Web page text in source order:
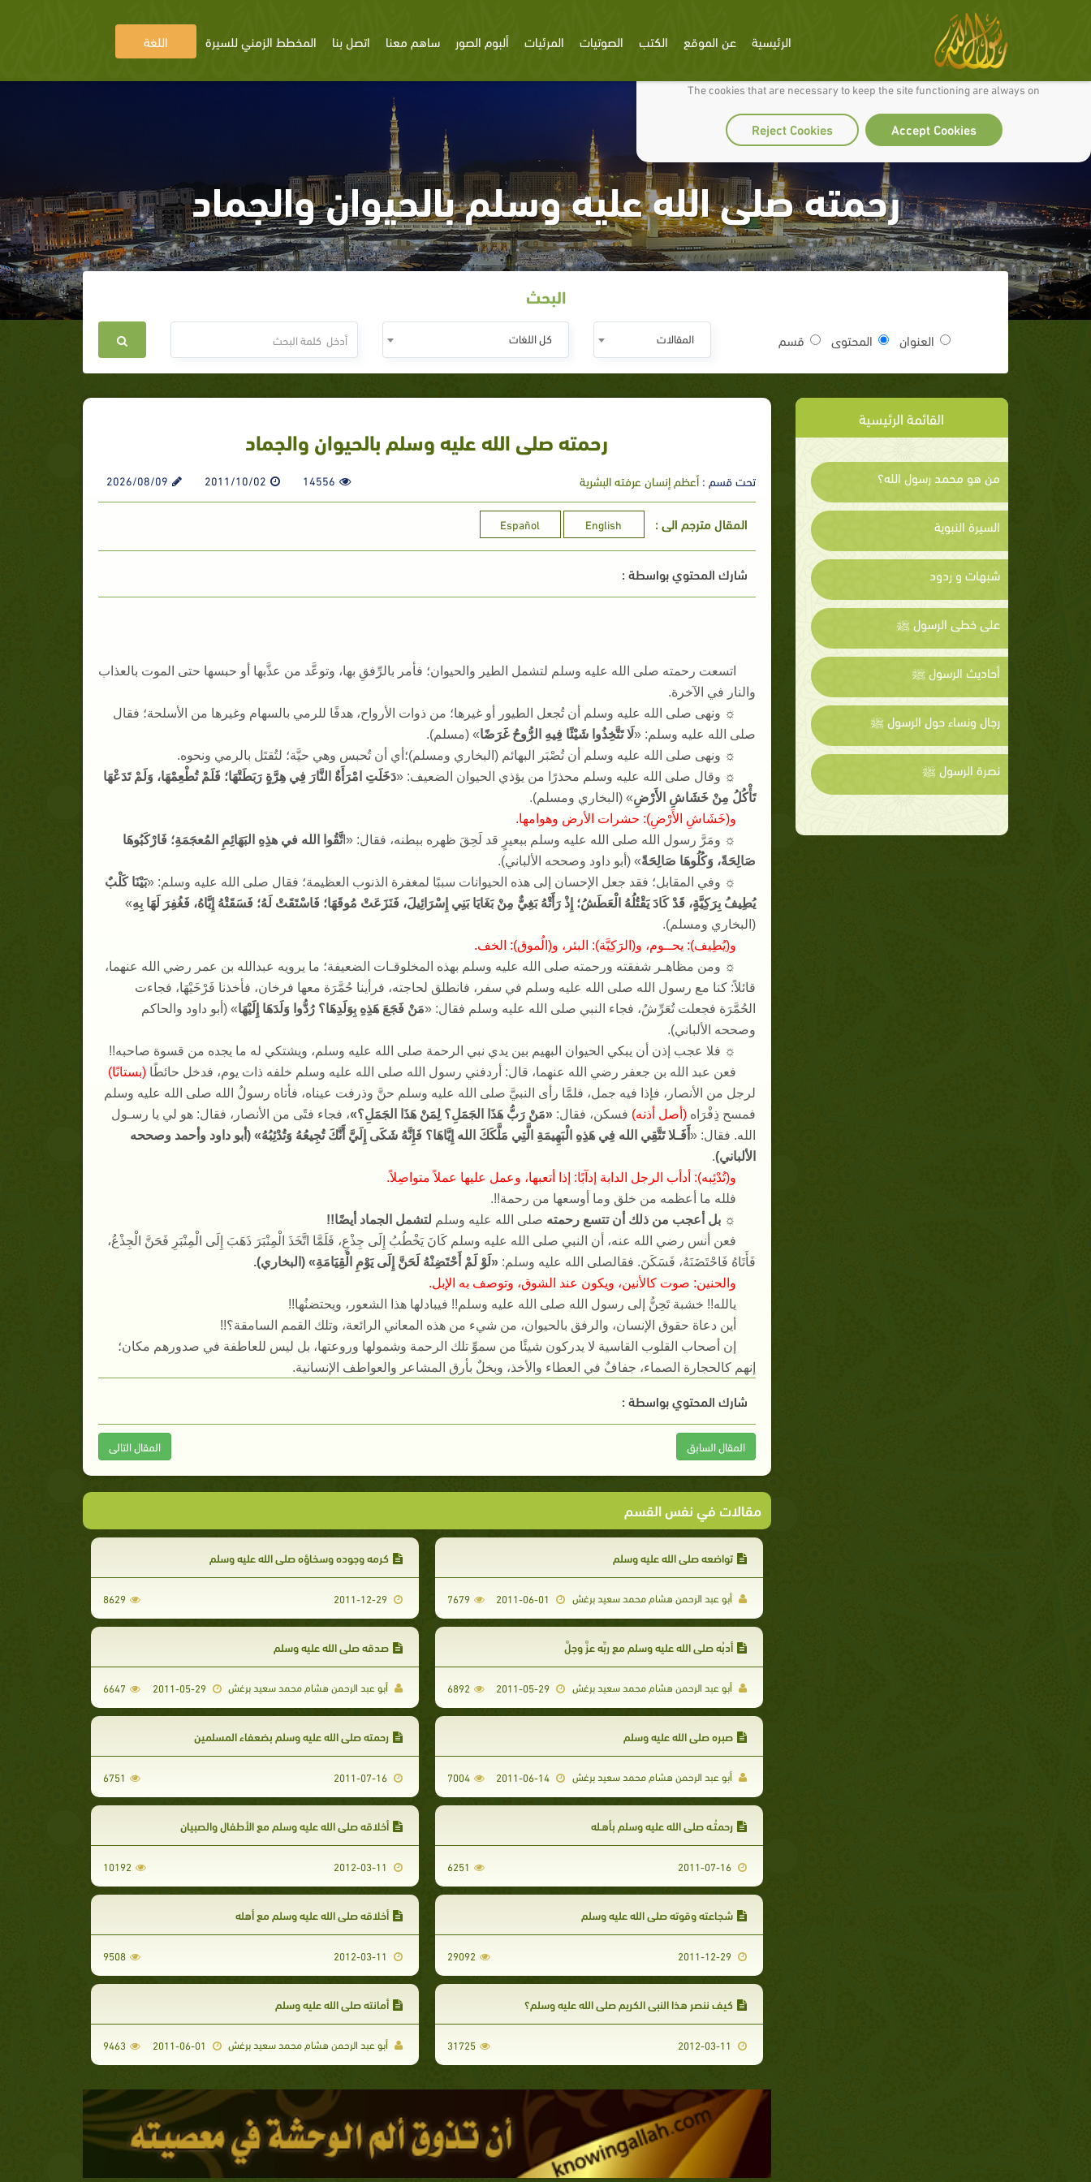
We use cookies to make our site work well for you and so we can continually improve it.
The cookies that are necessary to keep the site functioning are always on
Accept Cookies
Reject Cookies
الرئيسية عن الموقع الكتب الصوتيات المرئيات ألبوم الصور ساهم معنا اتصل بنا المخطط الزمني للسيرة اللغة
رحمته صلى الله عليه وسلم بالحيوان والجماد
البحث
العنوان المحتوى قسم المقالات كل اللغات
القائمة الرئيسية
من هو محمد رسول الله؟
السيرة النبوية
شبهات و ردود
على خطى الرسول ﷺ
أحاديث الرسول ﷺ
رجال ونساء حول الرسول ﷺ
نصرة الرسول ﷺ
رحمته صلى الله عليه وسلم بالحيوان والجماد
تحت قسم :أعظم إنسان عرفته البشرية 14556
2011/10/02
2026/08/09
المقال مترجم الى : English
Español
شارك المحتوي بواسطة :
اتسعت رحمته صلى الله عليه وسلم لتشمل الطير والحيوان؛ فأمر بالرِّفقِ بها، وتوعَّد من عذَّبها أو حبسها حتى الموت بالعذاب
والنار في الآخرة.
☼ ونهى صلى الله عليه وسلم أن تُجعل الطيور أو غيرها؛ من ذوات الأرواح، هدفًا للرمي بالسهام وغيرها من الأسلحة؛ فقال
صلى الله عليه وسلم:
«لَا تَتَّخِذُوا شَيْئًا فِيهِ الرُّوحُ غَرَضًا» (مسلم).
☼ ونهى صلى الله عليه وسلم أن تُصْبَر البهائم (البخاري ومسلم)؛أي أن تُحبس وهي حيَّة؛ لتُقتَل بالرمي ونحوه.
☼ وقال صلى الله عليه وسلم محذرًا من يؤذي الحيوان الضعيف: «دَخَلَتِ امْرَأَةٌ النَّارَ فِي هِرَّةٍ رَبَطَتْهَا؛ فَلَمْ تُطْعِمْهَا، وَلَمْ تَدَعْهَا
تَأْكُلُ مِنْ خَشَاشِ الأَرْضِ» ( البخاري ومسلم).
و(خَشَاشِ الأَرْضِ): حشرات الأرض وهوامها.
☼ ومَرَّ رسول الله صلى الله عليه وسلم ببعيرٍ قد لَحِقَ ظهره ببطنه، فقال:
«اتَّقُوا الله في هذِهِ البَهَائِمِ المُعجَمَةِ؛ فَارْكَبُوهَا
صَالِحَةً، وَكُلُوهَا صَالِحَةً» ( أبو داود وصححه الألباني).
☼ وفي المقابل؛ فقد جعل الإحسان إلى هذه الحيوانات سببًا لمغفرة الذنوب العظيمة؛ فقال صلى الله عليه وسلم: «بَيْنَا كَلْبٌ
يُطِيفُ بِرَكِيَّةٍ، قَدْ كَادَ يَقْتُلُهُ الْعَطَشُ؛ إِذْ رَأَتْهُ بَغِيٌّ مِنْ بَغَايَا بَنِي إِسْرَائِيلَ، فَنَزَعَتْ مُوقَهَا؛ فَاسْتَقَتْ لَهُ؛ فَسَقَتْهُ إِيَّاهُ، فَغُفِرَ لَهَا بِهِ»
( البخاري ومسلم).
و(يُطِيف): يحــوم، و(الرَكِيَّة): البئر، و(الُموق): الخف.
☼ ومن مظاهـر شفقته ورحمته صلى الله عليه وسلم بهذه المخلوقـات الضعيفة؛ ما يرويه عبدالله بن عمر رضي الله عنهما،
قائلاً:كنا مع رسول الله صلى الله عليه وسلم في سفر، فانطلق لحاجته، فرأينا حُمَّرَة معها فرخان، فأخذنا فَرْخَيْهَا، فجاءت
الحُمَّرَة فجعلت تُعَرِّشُ، فجاء النبي صلى الله عليه وسلم فقال: «مَنْ فَجَعَ هَذِهِ بِوَلَدِهَا؟ رُدُّوا وَلَدَهَا إِلَيْهَا» ( أبو داود والحاكم
وصححه الألباني).
☼ فلا عجب إذن أن يبكي الحيوان البهيم بين يدي نبي الرحمة صلى الله عليه وسلم، ويشتكي له ما يجده من قسوة صاحبه!!
فعن عبد الله بن جعفر رضي الله عنهما، قال: أردفني رسول الله صلى الله عليه وسلم خلفه ذات يوم، فدخل حائطًا (بستانًا)
لرجل من الأنصار، فإذا فيه جمل، فلمَّا رأى النبيَّ صلى الله عليه وسلم حنَّ وذرفت عيناه، فأتاه رسولُ الله صلى الله عليه وسلم
فمسح ذِفْرَاه( أصل أذنه) فسكن، فقال:
«مَنْ رَبُّ هَذَا الجَمَلِ؟ لِمَنْ هَذَا الجَمَلِ؟»، فجاء فتًى من الأنصار، فقال:هو لي يا رسـول
الله. فقال: « أَفَـلا تَتَّقِي الله فِي هَذِهِ الْبَهِيمَةِ الَّتِي مَلَّكَكَ الله إِيَّاهَا؟ فَإِنَّهُ شَكَى إِلَيَّ أَنَّكَ تُجِيعُهُ وَتُدْئِبُهُ» ( أبو داود وأحمد وصححه
الألباني)
.
و(تُدْئِبه): أدأب الرجل الدابة إدآبًا: إذا أتعبها، وعمل عليها عملاً متواصِلاً.
فلله ما أعظمه من خلق وما أوسعها من رحمة!!.
☼ بل أعجب من ذلك أن تتسع رحمته صلى الله عليه وسلم لتشمل الجماد أيضًا!!
فعن أنس رضي الله عنه، أن النبي صلى الله عليه وسلم كَانَ يَخْطُبُ إِلَى جِذْعٍ، فَلَمَّا اتَّخَذَ الْمِنْبَرَ ذَهَبَ إِلَى الْمِنْبَرِ فَحَنَّ الْجِذْعُ،
فَأَتَاهُ فَاحْتَضَنَهُ، فَسَكَنَ. فقالصلى الله عليه وسلم:
«لَوْ لَمْ أَحْتَضِنْهُ لَحَنَّ إِلَى يَوْمِ الْقِيَامَةِ» ( البخاري).
والحنين: صوت كالأنين، ويكون عند الشوق، وتوصف به الإبل.
يالله!! خشبة تَحِنُّ إلى رسول الله صلى الله عليه وسلم!! فيبادلها هذا الشعور، ويحتضنُها!!
أين دعاة حقوق الإنسان، والرفق بالحيوان، من شيء من هذه المعاني الرائعة، وتلك القمم السامقة؟!!
إن أصحاب القلوب القاسية لا يدركون شيئًا من سموِّ تلك الرحمة وشمولها وروعتها، بل ليس للعاطفة في صدورهم مكان؛
إنهم كالحجارة الصماء، جفافٌ في العطاء والأخذ، وبخلٌ بأرق المشاعر والعواطف الإنسانية.
شارك المحتوي بواسطة :
المقال السابق المقال التالى
مقالات في نفس القسم
تواضعه صلى الله عليه وسلم
أبو عبد الرحمن هشام محمد سعيد برغش 7679
كرمه وجوده وسخاؤه صلى الله عليه وسلم
2011-12-29
8629
أدبُه صلى الله عليه وسلم مع ربِّه عزَّ وجلَّ
أبو عبد الرحمن هشام محمد سعيد برغش 6892
صدقه صلى الله عليه وسلم
أبو عبد الرحمن هشام محمد سعيد برغش 2011-05-29
6647
صبره صلى الله عليه وسلم
أبو عبد الرحمن هشام محمد سعيد برغش 7004
رحمته صلى الله عليه وسلم بضعفاء المسلمين
2011-07-16
6751
رحمتُـه صلى الله عليه وسلم بأهـله
2011-07-16
6251
أخلاقه صلى الله عليه وسلم مع الأطفال والصبيان
10192
شجاعته وقوته صلى الله عليه وسلم
2011-12-29
29092
أخلاقه صلى الله عليه وسلم مع أهله
9508
كيف ننصر هذا النبي الكريم صلى الله عليه وسلم؟
31725
أمانته صلى الله عليه وسلم
أبو عبد الرحمن هشام محمد سعيد برغش 9463